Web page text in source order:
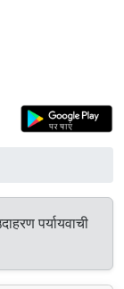
पर्यायवाची